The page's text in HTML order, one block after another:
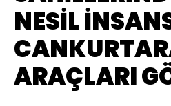
NESİL
ARAÇLARI